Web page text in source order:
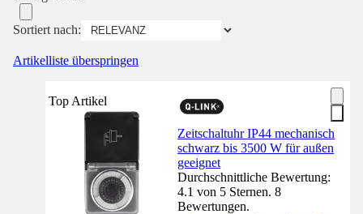
Sortiert nach:
Artikelliste überspringen
Top Artikel
Zeitschaltuhr IP44 mechanisch
schwarz bis 3500 W für außen
geeignet
Durchschnittliche Bewertung:
4.1 von 5 Sternen. 8
Bewertungen.